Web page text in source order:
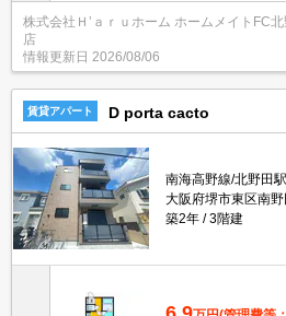
株式会社Ｈ’ａｒｕホーム ホームメイトFC北
店
情報更新日 2026/08/06
賃貸アパート D porta cacto
南海高野線/北野田
大阪府堺市東区南野
築2年
3階建